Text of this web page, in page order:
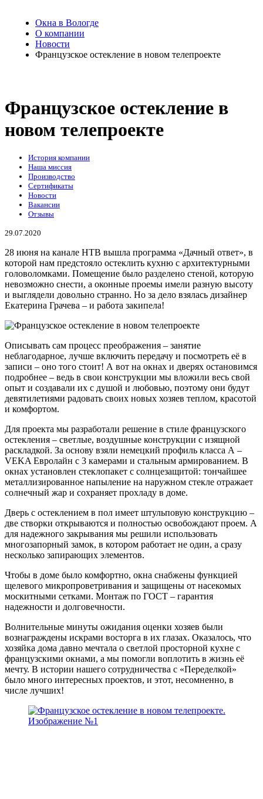
Окна в Вологде
О компании
Новости
Французское остекление в новом телепроекте
Французское остекление в
новом телепроекте
История компании
Наша миссия
Производство
Сертификаты
Новости
Вакансии
Отзывы
29.07.2020
28 июня на канале НТВ вышла программа «Дачный ответ», в
которой нам предстояло остеклить кухню с архитектурными
головоломками. Помещение было разделено стеной, которую
невозможно снести, а оконные проемы имели разную высоту
и выглядели довольно странно. Но за дело взялась дизайнер
Екатерина Грачева – и работа закипела!
Описывать сам процесс преображения – занятие
неблагодарное, лучше включить передачу и посмотреть её в
записи – оно того стоит! А вот на окнах и дверях остановимся
подробнее – ведь в свои конструкции мы вложили весь свой
опыт и создавали их с душой и любовью, поэтому они будут
девятилетиями радовать своих новых хозяев теплом, красотой
и комфортом.
Для проекта мы разработали решение в стиле французского
остекления – светлые, воздушные конструкции с изящной
раскладкой. За основу взяли немецкий профиль класса А –
VEKA Евролайн с 3 камерами и стальным армированием. В
окнах установлен стеклопакет с солнцезащитой: тончайшее
металлизированное напыление на наружном стекле отражает
солнечный жар и сохраняет прохладу в доме.
Дверь с остеклением в пол имеет штульповую конструкцию –
две створки открываются и полностью освобождают проем. А
для надежного закрывания мы решили использовать
многозапорный замок, в котором работает не один, а сразу
несколько запирающих элементов.
Чтобы в доме было комфортно, окна снабжены функцией
щелевого микропроветривания и защищены от насекомых
москитными сетками. Монтаж по ГОСТ – гарантия
надежности и долговечности.
Волнительные минуты ожидания оценки хозяев были
вознаграждены искрами восторга в их глазах. Оказалось, что
хозяйка дома давно мечтала о светлой просторной кухне с
французскими окнами, а мы помогли воплотить в жизнь её
мечту. В истории нашего сотрудничества с «Переделкой»
было много интересных проектов, и этот, несомненно, в
числе лучших!